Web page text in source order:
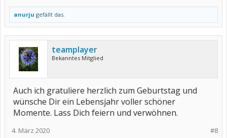
anurju gefällt das.
teamplayer
Bekanntes Mitglied
Auch ich gratuliere herzlich zum Geburtstag und
wünsche Dir ein Lebensjahr voller schöner
Momente. Lass Dich feiern und verwöhnen.
#8
4. März 2020